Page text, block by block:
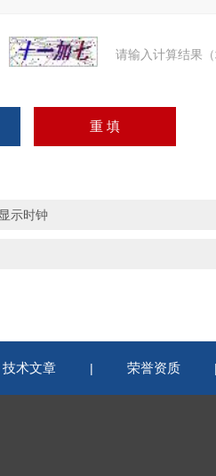
请输入计算结果
示时钟
技术文章 | 荣誉资质